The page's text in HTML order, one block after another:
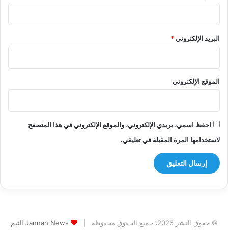
البريد الإلكتروني*
الموقع الإلكتروني
احفظ اسمي، بريدي الإلكتروني، والموقع الإلكتروني في هذا المتصفح
لاستخدامها المرة المقبلة في تعليقي.
© حقوق النشر 2026، جميع الحقوق محفوظة | Jannah News الثيم